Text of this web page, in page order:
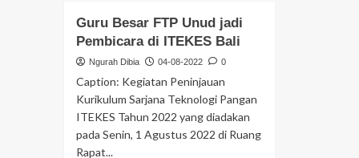
Guru Besar FTP Unud jadi
Pembicara di ITEKES Bali
Ngurah Dibia 04-08-2022 0
Caption: Kegiatan Peninjauan
Kurikulum Sarjana Teknologi Pangan
ITEKES Tahun 2022 yang diadakan
pada Senin, 1 Agustus 2022 di Ruang
Rapat...